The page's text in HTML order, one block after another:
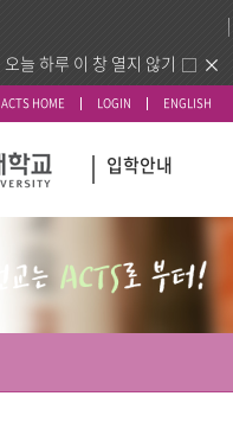
오늘 하루 이 창 열지 않기
ACTS HOME LOGIN ENGLISH
입학안내